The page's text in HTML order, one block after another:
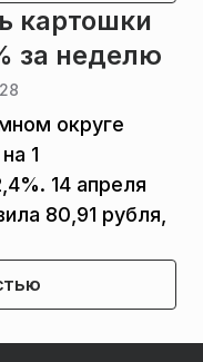
картошки
за неделю
округе
1
14 апреля
80,91 рубля,